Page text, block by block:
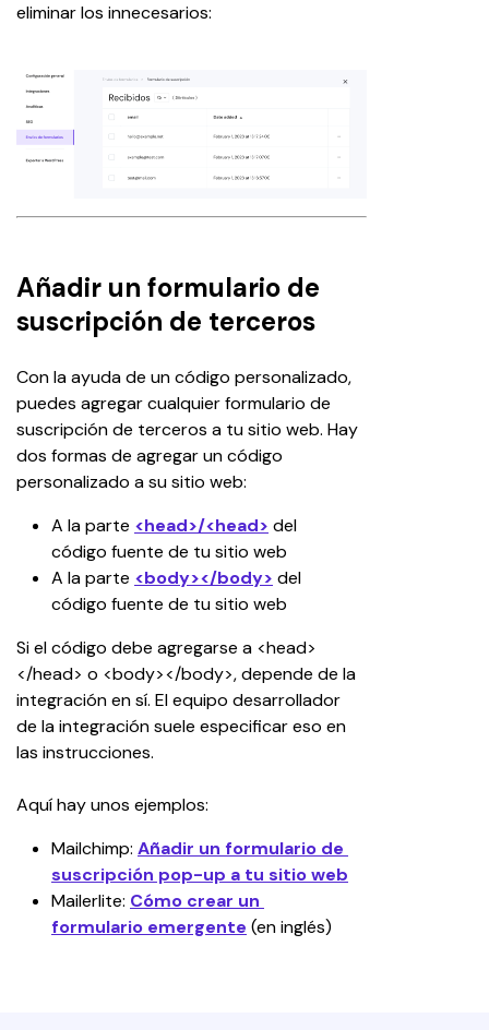
eliminar los innecesarios:
Añadir un formulario de
suscripción de terceros
Con la ayuda de un código personalizado,
puedes agregar cualquier formulario de
suscripción de terceros a tu sitio web. Hay
dos formas de agregar un código
personalizado a su sitio web:
A la parte <head>/<head> del
código fuente de tu sitio web
A la parte <body></body> del
código fuente de tu sitio web
Si el código debe agregarse a <head>
</head> o <body></body>, depende de la
integración en sí. El equipo desarrollador
de la integración suele especificar eso en
las instrucciones.
Aquí hay unos ejemplos:
Mailchimp: Añadir un formulario de
suscripción pop-up a tu sitio web
Mailerlite: Cómo crear un
formulario emergente (en inglés)